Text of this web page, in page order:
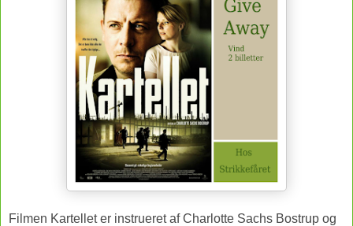
Filmen Kartellet er instrueret af Charlotte Sachs Bostrup og